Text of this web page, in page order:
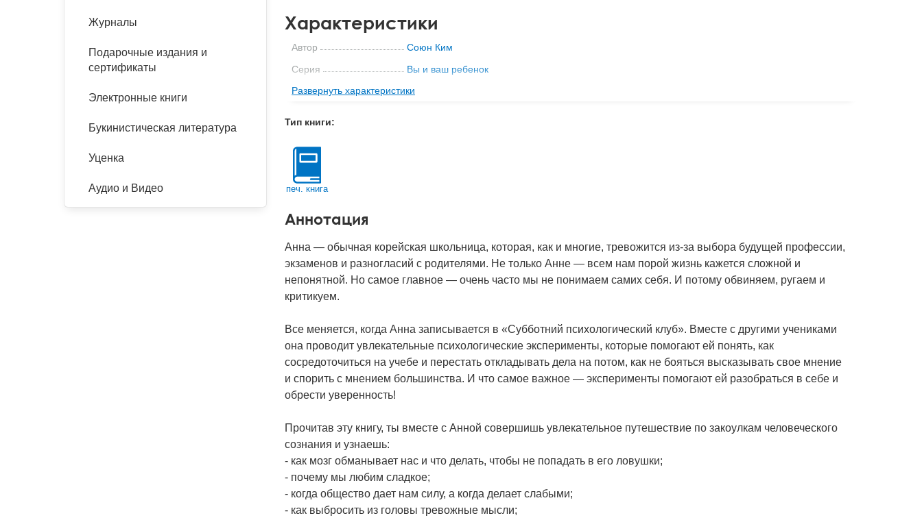
Характеристики
Автор
Союн Ким
Серия
Вы и ваш ребенок
Издательство
Питер
Тип обложки
Кол-во стр
ISBN
Код
29626
Развернуть характеристики
Тип книги:
печ. книга
Аннотация
Анна — обычная корейская школьница, которая, как и многие, тревожится из-за выбора будущей профессии,
экзаменов и разногласий с родителями. Не только Анне — всем нам порой жизнь кажется сложной и
непонятной. Но самое главное — очень часто мы не понимаем самих себя. И потому обвиняем, ругаем и
критикуем.
Все меняется, когда Анна записывается в «Субботний психологический клуб». Вместе с другими учениками
она проводит увлекательные психологические эксперименты, которые помогают ей понять, как
сосредоточиться на учебе и перестать откладывать дела на потом, как не бояться высказывать свое мнение
и спорить с мнением большинства. И что самое важное — эксперименты помогают ей разобраться в себе и
обрести уверенность!
Прочитав эту книгу, ты вместе с Анной совершишь увлекательное путешествие по закоулкам человеческого
сознания и узнаешь:
- как мозг обманывает нас и что делать, чтобы не попадать в его ловушки;
- почему мы любим сладкое;
- когда общество дает нам силу, а когда делает слабыми;
- как выбросить из головы тревожные мысли;
Журналы
Подарочные издания и
сертификаты
Электронные книги
Букинистическая литература
Уценка
Аудио и Видео